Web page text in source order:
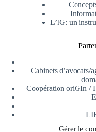
Gérer le
L’IG: un
Cabinets d’avocats/
Coopération oriGIn /